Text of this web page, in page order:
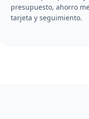
presupuesto, ahorro
tarjeta y seguimiento.